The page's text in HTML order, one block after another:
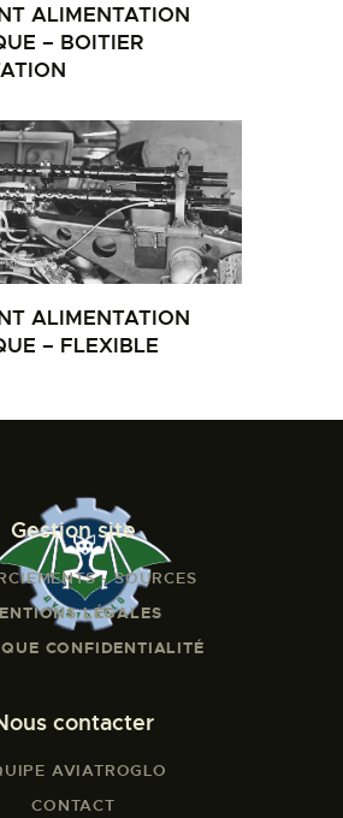
ALIMENTATION
– BOITIER
ALIMENTATION
– FLEXIBLE
Gestion site
- SOURCES
LÉGALES
CONFIDENTIALITÉ
contacter
AVIATROGLO
CONTACT